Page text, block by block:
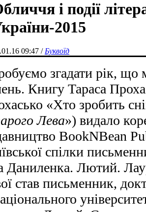
і події
2015
09:47 /Буквоїд
згадати рік, що
Книгу Тараса
«Хто зробить
Лева») видало
BookNBean
спілки
Лютий.
став письменник,